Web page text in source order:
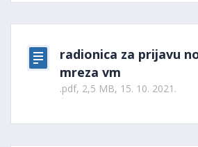
radionica za prijavu
mreza vm
.pdf, 2,5 MB, 15. 10. 2021.